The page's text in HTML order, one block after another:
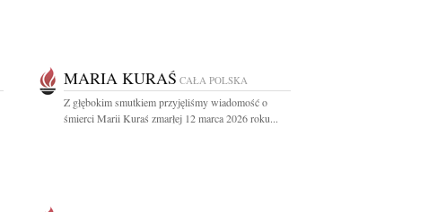
MARIA KURAŚ CAŁA POLSKA
Z głębokim smutkiem przyjęliśmy wiadomość o
śmierci Marii Kuraś zmarłej 12 marca 2026 roku...